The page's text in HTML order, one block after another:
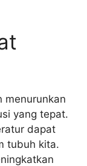
menurunkan
yang tepat.
dapat
tubuh kita.